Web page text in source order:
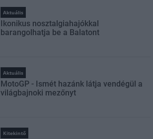
Aktuális
Ikonikus nosztalgiahajókkal
barangolhatja be a Balatont
Aktuális
MotoGP - Ismét hazánk látja vendégül a
világbajnoki mezőnyt
Kitekintő